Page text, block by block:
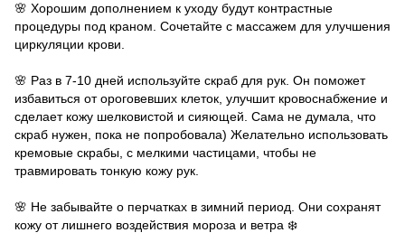
🌸 Хорошим дополнением к уходу будут контрастные
процедуры под краном. Сочетайте с массажем для улучшения
циркуляции крови.
🌸 Раз в 7-10 дней используйте скраб для рук. Он поможет
избавиться от ороговевших клеток, улучшит кровоснабжение и
сделает кожу шелковистой и сияющей. Сама не думала, что
скраб нужен, пока не попробовала) Желательно использовать
кремовые скрабы, с мелкими частицами, чтобы не
травмировать тонкую кожу рук.
🌸 Не забывайте о перчатках в зимний период. Они сохранят
кожу от лишнего воздействия мороза и ветра ❄️